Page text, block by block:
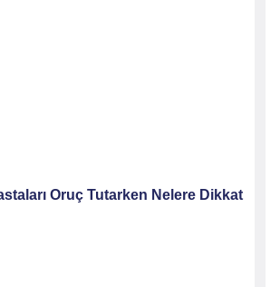
Oruç Tutarken Nelere Dikkat